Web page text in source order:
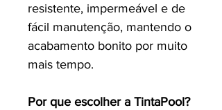
resistente, impermeável e de
fácil manutenção, mantendo o
acabamento bonito por muito
mais tempo.
Por que escolher a TintaPool?